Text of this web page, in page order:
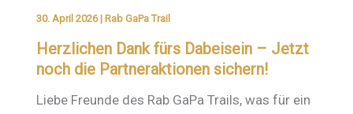
30. April 2026 | Rab GaPa Trail
Herzlichen Dank fürs Dabeisein – Jetzt
noch die Partneraktionen sichern!
Liebe Freunde des Rab GaPa Trails, was für ein